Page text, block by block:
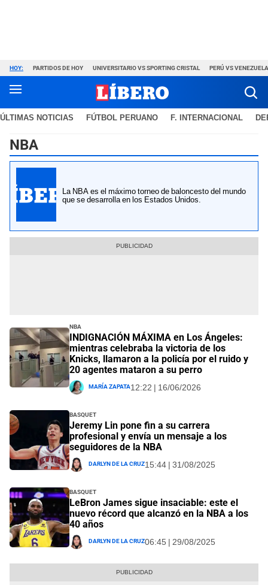
HOY: PARTIDOS DE HOY UNIVERSITARIO VS SPORTING CRISTAL PERÚ VS VENEZUELA
ÚLTIMAS NOTICIAS FÚTBOL PERUANO F. INTERNACIONAL
NBA
La NBA es el máximo torneo de baloncesto del mundo
que se desarrolla en los Estados Unidos.
NBA
INDIGNACIÓN MÁXIMA en Los Ángeles:
mientras celebraba la victoria de los
Knicks, llamaron a la policía por el ruido y
20 agentes mataron a su perro
María Zapata12:22 | 16/06/2026
Basquet
Jeremy Lin pone fin a su carrera
profesional y envía un mensaje a los
seguidores de la NBA
Darlyn De La Cruz15:44 | 31/08/2025
Basquet
LeBron James sigue insaciable: este el
nuevo récord que alcanzó en la NBA a los
40 años
Darlyn De La Cruz06:45 | 29/08/2025